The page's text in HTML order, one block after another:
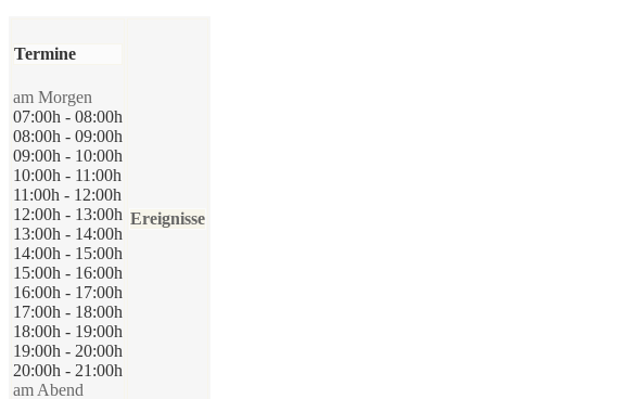
Termine
am Morgen
07:00h - 08:00h
08:00h - 09:00h
09:00h - 10:00h
10:00h - 11:00h
11:00h - 12:00h
12:00h - 13:00h
13:00h - 14:00h
14:00h - 15:00h
15:00h - 16:00h
16:00h - 17:00h
17:00h - 18:00h
18:00h - 19:00h
19:00h - 20:00h
20:00h - 21:00h
am Abend
Ereignisse